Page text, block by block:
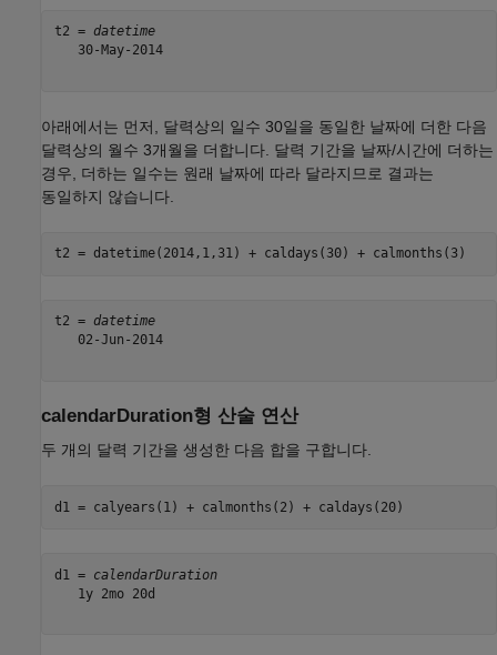
t2 = datetime
   30-May-2014
아래에서는 먼저, 달력상의 일수 30일을 동일한 날짜에 더한 다음
달력상의 월수 3개월을 더합니다. 달력 기간을 날짜/시간에 더하는
경우, 더하는 일수는 원래 날짜에 따라 달라지므로 결과는
동일하지 않습니다.
t2 = datetime(2014,1,31) + caldays(30) + calmonths(3)
t2 = datetime
   02-Jun-2014
calendarDuration형 산술 연산
두 개의 달력 기간을 생성한 다음 합을 구합니다.
d1 = calyears(1) + calmonths(2) + caldays(20)
d1 = calendarDuration
   1y 2mo 20d